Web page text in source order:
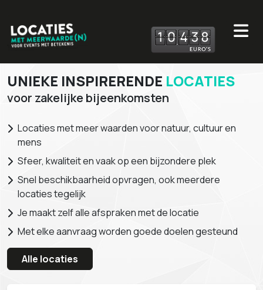
10 438
UNIEKE INSPIRERENDE LOCATIES
voor zakelijke bijeenkomsten
Locaties met meer waarden voor natuur, cultuur en
mens
Sfeer, kwaliteit en vaak op een bijzondere plek
Snel beschikbaarheid opvragen, ook meerdere
locaties tegelijk
Je maakt zelf alle afspraken met de locatie
Met elke aanvraag worden goede doelen gesteund
Alle locaties